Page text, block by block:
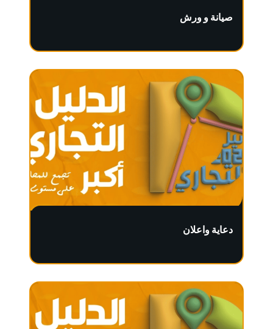
صيانة و ورش
دعاية واعلان